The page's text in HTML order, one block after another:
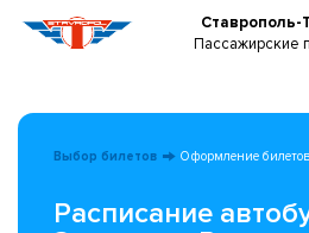
Ставрополь-
Пассажирские
Выбор билетов Оформление билетов
Расписание